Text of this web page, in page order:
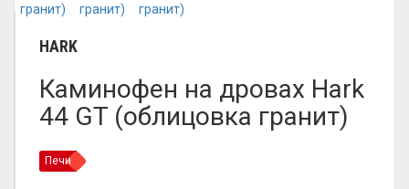
HARK
Каминофен на дровах Hark
44 GT (облицовка гранит)
Печи